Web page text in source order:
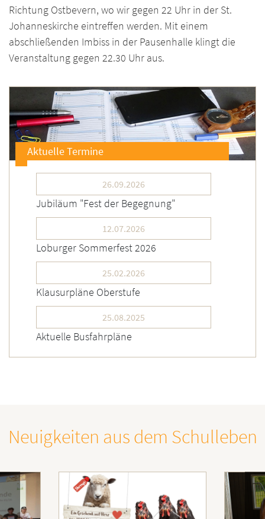
Richtung Ostbevern, wo wir gegen 22 Uhr in der St.
Johanneskirche eintreffen werden. Mit einem
abschließenden Imbiss in der Pausenhalle klingt die
Veranstaltung gegen 22.30 Uhr aus.
Aktuelle Termine
26.09.2026
Jubiläum "Fest der Begegnung"
12.07.2026
Loburger Sommerfest 2026
25.02.2026
Klausurpläne Oberstufe
25.08.2025
Aktuelle Busfahrpläne
Neuigkeiten aus dem Schulleben